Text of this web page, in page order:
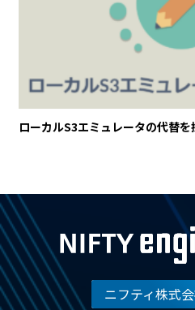
ローカルS3エミュレータの代替を
ニフティ株式